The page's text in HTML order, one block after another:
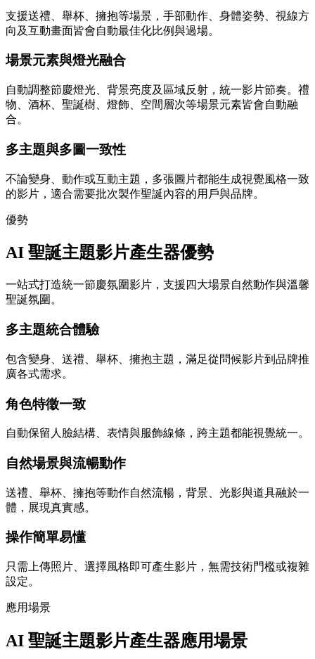
支援送禮、舉杯、擁抱等場景，手部動作、身體姿勢、視線方
向及互動畫面皆會自動最佳化比例與過場。
場景元素與燈光融合
自動調整節慶燈光、背景亮度及區域反射，統一影片節奏。禮
物、酒杯、聖誕樹、燈飾、空間層次等場景元素皆會自動融
合。
多主題與多圖一致性
不論變身、動作或互動主題，多張圖片都能生成視覺風格一致
的影片，適合需要批次製作聖誕內容的用戶與品牌。
優勢
AI 聖誕主題影片產生器優勢
一站式打造統一節慶氛圍影片，支援四大場景自然動作與溫馨
聖誕氛圍。
多主題統合體驗
包含變身、送禮、舉杯、擁抱主題，滿足從問候影片到品牌推
廣各式需求。
角色特徵一致
自動保留人臉結構、表情與服飾線條，跨主題都能視覺統一。
自然場景與流暢動作
送禮、舉杯、擁抱等動作自然流暢，背景、光影與道具融於一
體，展現真實感。
操作簡單易懂
只需上傳照片、選擇風格即可產生影片，無需技術門檻或複雜
設定。
應用場景
AI 聖誕主題影片產生器應用場景